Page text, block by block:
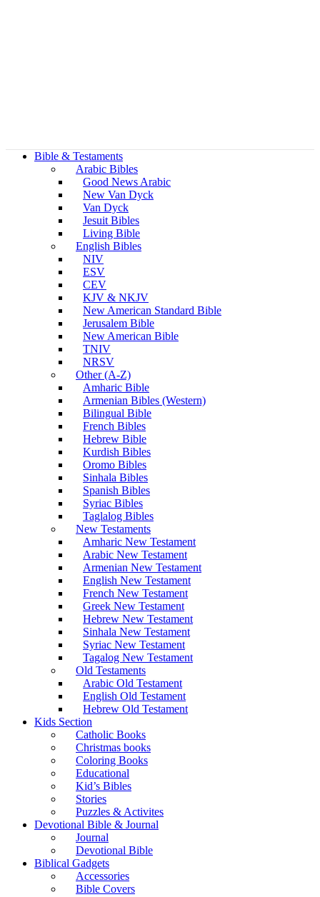
Bible & Testaments
Arabic Bibles
Good News Arabic
New Van Dyck
Van Dyck
Jesuit Bibles
Living Bible
English Bibles
NIV
ESV
CEV
KJV & NKJV
New American Standard Bible
Jerusalem Bible
New American Bible
TNIV
NRSV
Other (A-Z)
Amharic Bible
Armenian Bibles (Western)
Bilingual Bible
French Bibles
Hebrew Bible
Kurdish Bibles
Oromo Bibles
Sinhala Bibles
Spanish Bibles
Syriac Bibles
Taglalog Bibles
New Testaments
Amharic New Testament
Arabic New Testament
Armenian New Testament
English New Testament
French New Testament
Greek New Testament
Hebrew New Testament
Sinhala New Testament
Syriac New Testament
Tagalog New Testament
Old Testaments
Arabic Old Testament
English Old Testament
Hebrew Old Testament
Kids Section
Catholic Books
Christmas books
Coloring Books
Educational
Kid’s Bibles
Stories
Puzzles & Activites
Devotional Bible & Journal
Journal
Devotional Bible
Biblical Gadgets
Accessories
Bible Covers